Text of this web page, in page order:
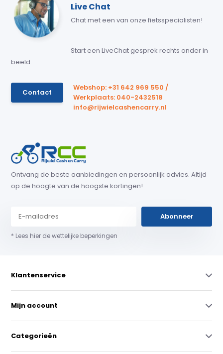
Live Chat
Chat met een van onze fietsspecialisten!
Start een LiveChat gesprek rechts onder in
beeld.
Contact
Webshop: +31 642 969 550 /
Werkplaats: 040-2432518
info@rijwielcashencarry.nl
Ontvang de beste aanbiedingen en persoonlijk advies. Altijd
op de hoogte van de hoogste kortingen!
Abonneer
* Lees hier de wettelijke beperkingen
Klantenservice
Mijn account
Categorieën